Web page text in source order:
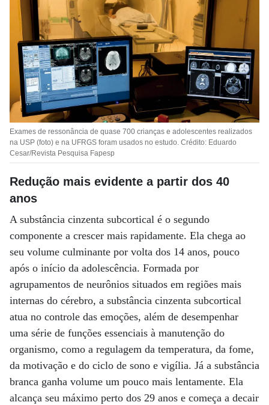
Exames de ressonância de quase 700 crianças e adolescentes realizados
na USP (foto) e na UFRGS foram usados no estudo. Crédito: Eduardo
Cesar/Revista Pesquisa Fapesp
Redução mais evidente a partir dos 40
anos
A substância cinzenta subcortical é o segundo
componente a crescer mais rapidamente. Ela chega ao
seu volume culminante por volta dos 14 anos, pouco
após o início da adolescência. Formada por
agrupamentos de neurônios situados em regiões mais
internas do cérebro, a substância cinzenta subcortical
atua no controle das emoções, além de desempenhar
uma série de funções essenciais à manutenção do
organismo, como a regulagem da temperatura, da fome,
da motivação e do ciclo de sono e vigília. Já a substância
branca ganha volume um pouco mais lentamente. Ela
alcança seu máximo perto dos 29 anos e começa a decair